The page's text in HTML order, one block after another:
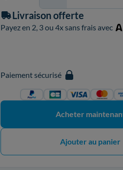
Livraison offerte
Payez en 2, 3 ou 4x sans frais avec
Paiement sécurisé
Acheter
Ajouter au panier